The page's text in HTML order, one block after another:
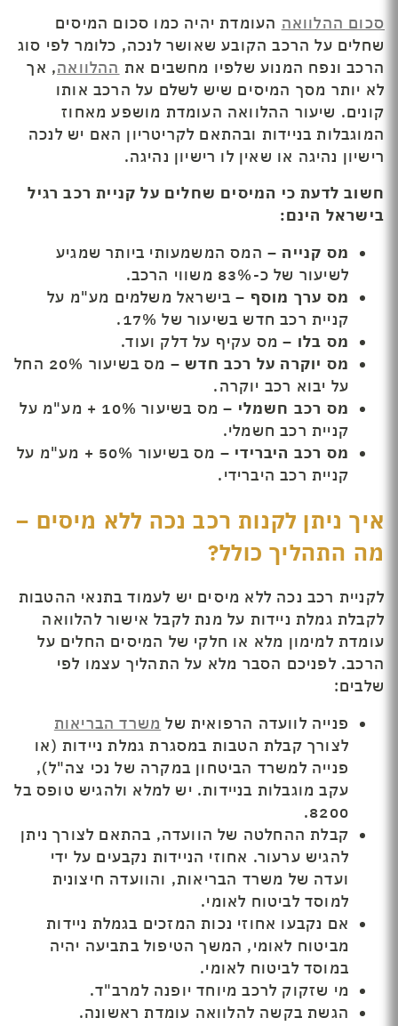
סכום ההלוואה העומדת יהיה כמו סכום המיסים
שחלים על הרכב הקובע שאושר לנכה, כלומר לפי סוג
הרכב ונפח המנוע שלפיו מחשבים את ההלוואה, אך
לא יותר מסך המיסים שיש לשלם על הרכב אותו
קונים. שיעור ההלוואה העומדת מושפע מאחוז
המוגבלות בניידות ובהתאם לקריטריון האם יש לנכה
רישיון נהיגה או שאין לו רישיון נהיגה.
חשוב לדעת כי המיסים שחלים על קניית רכב רגיל
בישראל הינם:
מס קנייה – המס המשמעותי ביותר שמגיע
לשיעור של כ-83% משווי הרכב.
מס ערך מוסף –בישראל משלמים מע"מ על
קניית רכב חדש בשיעור של 17%.
מס בלו – מס עקיף על דלק ועוד.
מס יוקרה על רכב חדש –
מס בשיעור 20% החל
על יבוא רכב יוקרה.
מס רכב חשמלי –
מס בשיעור 10% + מע"מ על
קניית רכב חשמלי.
מס רכב היברידי –
מס בשיעור 50% + מע"מ על
קניית רכב היברידי.
איך ניתן לקנות רכב נכה ללא מיסים –
מה התהליך כולל?
לקניית רכב נכה ללא מיסים יש לעמוד בתנאי ההטבות
לקבלת גמלת ניידות על מנת לקבל אישור להלוואה
עומדת למימון מלא או חלקי של המיסים החלים על
הרכב. לפניכם הסבר מלא על התהליך עצמו לפי
שלבים:
פנייה לוועדה הרפואית של משרד הבריאות
לצורך קבלת הטבות במסגרת גמלת ניידות (או
פנייה למשרד הביטחון במקרה של נכי צה"ל),
עקב מוגבלות בניידות. יש למלא ולהגיש טופס בל
8200.
קבלת ההחלטה של הוועדה, בהתאם לצורך ניתן
להגיש ערעור. אחוזי הניידות נקבעים על ידי
ועדה של משרד הבריאות, והוועדה חיצונית
למוסד לביטוח לאומי.
אם נקבעו אחוזי נכות המזכים בגמלת ניידות
מביטוח לאומי, המשך הטיפול בתביעה יהיה
במוסד לביטוח לאומי.
מי שזקוק לרכב מיוחד יופנה למרב"ד.
הגשת בקשה להלוואה עומדת ראשונה.